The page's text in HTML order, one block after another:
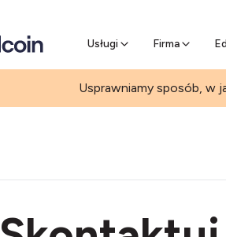
Usługi Firma Pomiń
Usprawniamy sposób, w